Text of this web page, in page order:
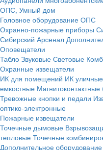
ОПС, Умный дом
Головное оборудование ОПС
Охранно-пожарные приборы
Сибирский Арсенал
Оповещатели
Табло Звуковые Световые
Охранные извещатели
ИК для помещений ИК уличные
емкостные Магнитоконтактные
Тревожные кнопки и педали
оптико-электронные
Пожарные извещатели
Точечные дымовые
тепловые Точечные
Дополнительное